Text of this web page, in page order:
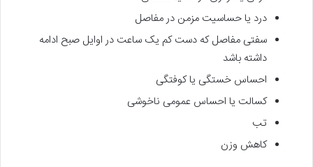
درد یا حساسیت مزمن در مفاصل
سفتی مفاصل که دست‌ کم یک ساعت در اوایل صبح ادامه
داشته باشد
احساس خستگی یا کوفتگی
کسالت یا احساس عمومی ناخوشی
تب
کاهش وزن